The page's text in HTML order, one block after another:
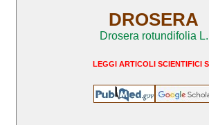
DROSERA
Drosera rotundifolia L.
LEGGI ARTICOLI SCIENTIFICI